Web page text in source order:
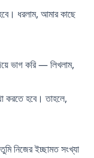
ধরলাম, আমার কাছে
ভাগ করি — লিখলাম,
করতে হবে। তাহলে,
নিজের ইচ্ছামত সংখ্যা